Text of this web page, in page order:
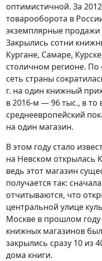
оптимистичной. За
товарооборота в
экземплярные продажи
Закрылись сотни
Кургане, Самаре,
столичном регионе. По
сеть страны
г. на один книжный
в 2016-м — 96 тыс., в то
среднеевропейский
на один магазин.
В этом году стало
на Невском открылась
ведь этот магазин
получается так:
отчитываются, что
центральной улице
Москве в прошлом году
книжных магазинов
закрылись сразу 10 из
дома книги.